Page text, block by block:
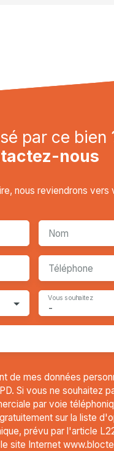
par ce bien
nous
nous reviendrons vers
Nom
Téléphone
-
Vous souhaitez
de mes données
Si vous ne souhaitez
par voie
sur la liste
prévu par l'article
site Internet